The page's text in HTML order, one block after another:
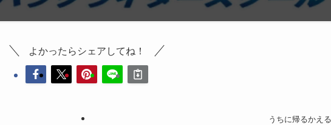
よかったらシェアしてね！
うちに帰るかえる